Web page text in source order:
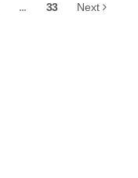
... 33 Next